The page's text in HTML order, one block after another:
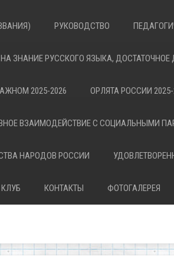
РУКОВОДСТВО
ЗНАНИЕ РУССКОГО ЯЗЫКА,
2025-2026 ОРЛЯТА РОССИИ 2025-
ВЗАИМОДЕЙСТВИЕ С СОЦИАЛЬНЫМИ
НАРОДОВ РОССИИ
КОНТАКТЫ ФОТОГАЛЕРЕЯ